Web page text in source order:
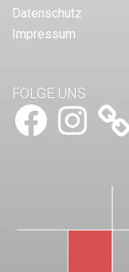
Datenschutz
Impressum
FOLGE UNS
FacebookInstagram